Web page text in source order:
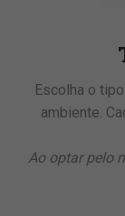
Escolha o
ambiente.
Ao optar pelo